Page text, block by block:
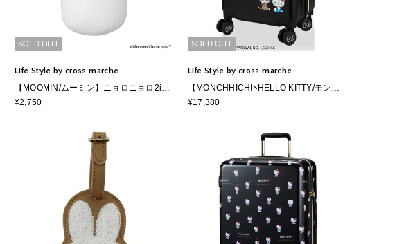
SOLD OUT
Life Style by cross marche
【MOOMIN/ムーミン】ニョロニョロ2in1
枕 ネックピロー＆クッション
¥2,750
SOLD OUT
Life Style by cross marche
【MONCHHICHI×HELLO KITTY/モンチ
ッチ×ハローキティ】スーツケース Sサイ
¥17,380